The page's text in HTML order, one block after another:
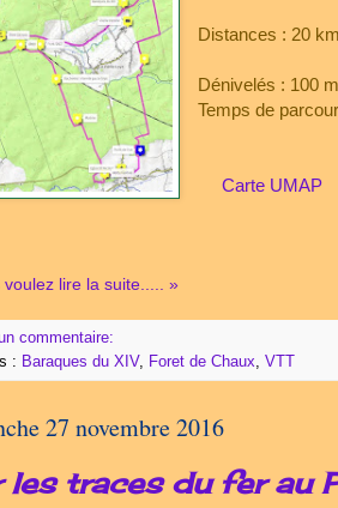
Distances : 20
Dénivelés : 100
Temps de
Carte UMAP
voulez lire la suite..... »
commentaire:
: Baraques du XIV, Foret de Chaux VTT
27 novembre 2016
les traces du fer au